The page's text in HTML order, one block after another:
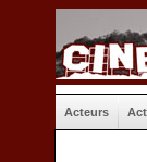
Acteurs